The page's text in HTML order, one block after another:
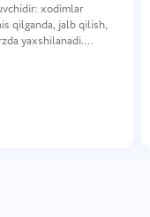
xodimlar
qilganda, jalb qilish,
yaxshilanadi.